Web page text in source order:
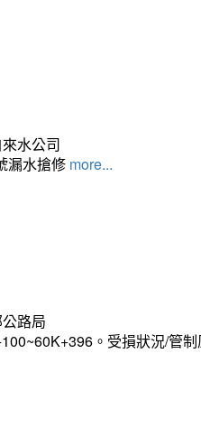
水公司
漏水搶修 more...
路局
。受損狀況/管